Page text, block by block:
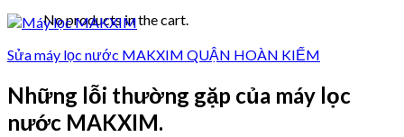
No products in the cart.
Sửa máy lọc nước MAKXIM QUẬN HOÀN KIẾM
Những lỗi thường gặp của máy lọc
nước MAKXIM.